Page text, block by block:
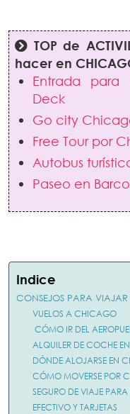
TOP de
hacer en
Entrada para
Deck
Go city
Free Tour por
Autobus
Paseo en
Indice
CONSEJOS PARA
VUELOS A CHICAGO
CÓMO IR DEL
ALQUILER DE COCHE
DÓNDE ALOJARSE EN
CÓMO MOVERSE POR
SEGURO DE VIAJE
EFECTIVO Y TARJETAS